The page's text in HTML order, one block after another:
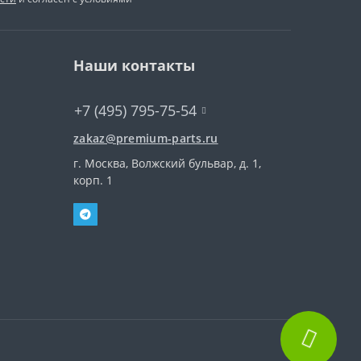
Наши контакты
+7 (495) 795-75-54
zakaz@premium-parts.ru
г. Москва, Волжский бульвар, д. 1,
корп. 1